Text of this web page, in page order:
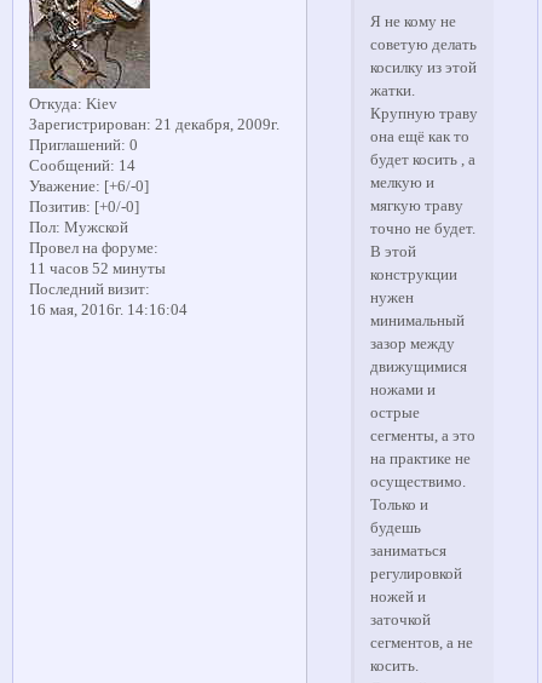
Откуда: Kiev
Зарегистрирован: 21 декабря, 2009г.
Приглашений: 0
Сообщений: 14
Уважение: [+6/-0]
Позитив: [+0/-0]
Пол: Мужской
Провел на форуме:
11 часов 52 минуты
Последний визит:
16 мая, 2016г. 14:16:04
Я не кому не
советую делать
косилку из этой
жатки.
Крупную траву
она ещё как то
будет косить , а
мелкую и
мягкую траву
точно не будет.
В этой
конструкции
нужен
минимальный
зазор между
движущимися
ножами и
острые
сегменты, а это
на практике не
осуществимо.
Только и
будешь
заниматься
регулировкой
ножей и
заточкой
сегментов, а не
косить.